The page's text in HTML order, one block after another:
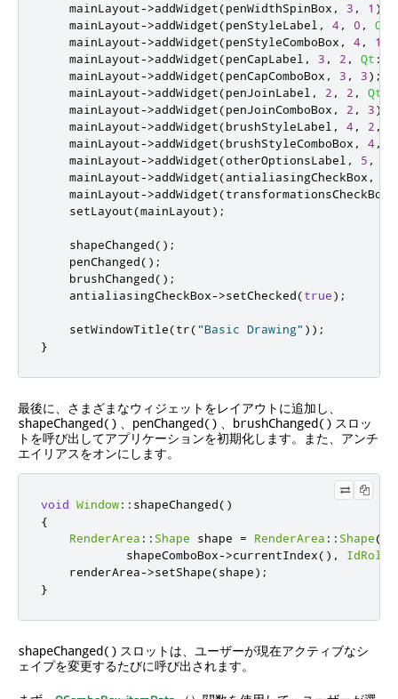
    mainLayout
->addWidget(penWidthSpinBox , 3 , 1 );
    mainLayout
->addWidget(penStyleLabel , 4, 0 , Qt
    mainLayout
->addWidget(penStyleComboBox , 4, 1
    mainLayout
->addWidget(penCapLabel , 3 , 2 , Qt ::
    mainLayout
->addWidget(penCapComboBox , 3 , 3);
    mainLayout
->addWidget(penJoinLabel , 2 , 2 , Qt
    mainLayout
->addWidget(penJoinComboBox , 2 , 3);
    mainLayout
->addWidget(brushStyleLabel , 4, 2 ,
    mainLayout
->addWidget(brushStyleComboBox , 4,
    mainLayout
->addWidget(otherOptionsLabel , 5 ,
    mainLayout
->addWidget(antialiasingCheckBox ,
    mainLayout
->addWidget(transformationsCheckBox
    setLayout
(mainLayout);
    shapeChanged
();
    penChanged
();
    brushChanged
();
    antialiasingCheckBox
->setChecked(true);
    setWindowTitle
(tr("Basic Drawing" ));
}
最後に、さまざまなウィジェットをレイアウトに追加し、
shapeChanged() 、 penChanged() 、 brushChanged() スロッ
トを呼び出してアプリケーションを初期化します。また、アンチ
エイリアスをオンにします。
void Window:: shapeChanged()
{
RenderArea :: Shape shape = RenderArea :: Shape(
            shapeComboBox
->currentIndex() , IdRole
    renderArea
->setShape(shape);
}
shapeChanged() スロットは、ユーザーが現在アクティブなシ
ェイプを変更するたびに呼び出されます。